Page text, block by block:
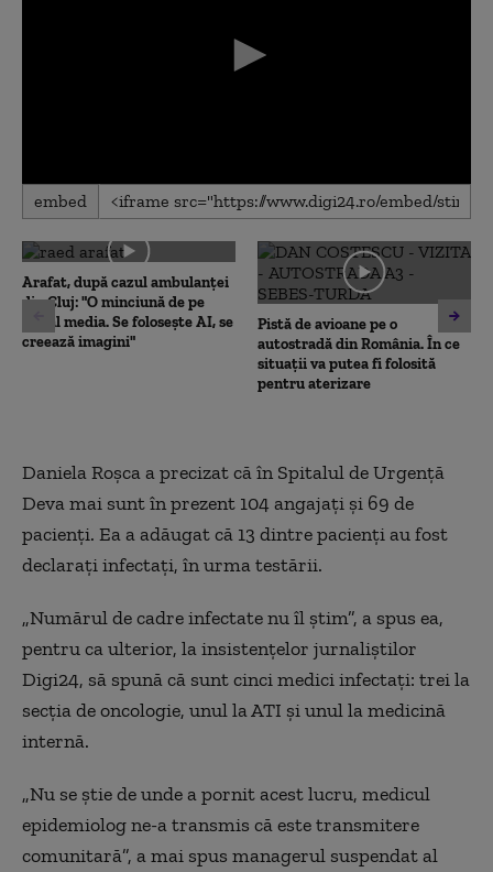
0
seconds
0
seconds
embed
Arafat, după cazul ambulanței
din Cluj: "O minciună de pe
social media. Se folosește AI, se
creează imagini"
Pistă de avioane pe o
autostradă din România. În ce
situații va putea fi folosită
pentru aterizare
Daniela Roșca a precizat că în Spitalul de Urgență
Deva mai sunt în prezent 104 angajați și 69 de
pacienți. Ea a adăugat că 13 dintre pacienți au fost
declarați infectați, în urma testării.
„Numărul de cadre infectate nu îl știm”, a spus ea,
pentru ca ulterior, la insistențelor jurnaliștilor
Digi24, să spună că sunt cinci medici infectați: trei la
secția de oncologie, unul la ATI și unul la medicină
internă.
„Nu se știe de unde a pornit acest lucru, medicul
epidemiolog ne-a transmis că este transmitere
comunitară”, a mai spus managerul suspendat al